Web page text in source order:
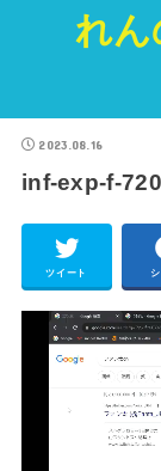
れん
2023.08.16
inf-exp-f-720
ツイート